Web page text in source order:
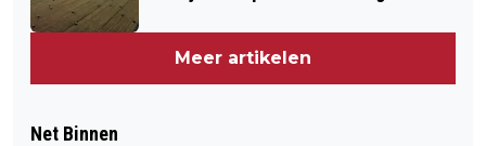
Meer artikelen
Net Binnen